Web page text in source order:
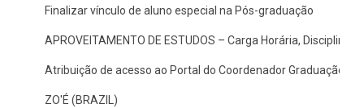
Finalizar vínculo de aluno especial na Pós-graduação
APROVEITAMENTO DE ESTUDOS – Carga Horária, Disciplina/
Atribuição de acesso ao Portal do Coordenador Graduação no
ZO'É (BRAZIL)